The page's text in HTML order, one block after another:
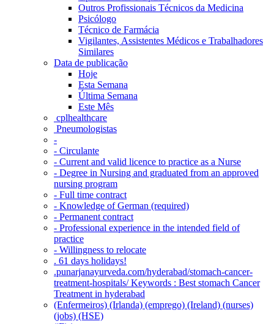
Outros Profissionais Técnicos da Medicina
Psicólogo
Técnico de Farmácia
Vigilantes, Assistentes Médicos e Trabalhadores
Similares
Data de publicação
Hoje
Esta Semana
Última Semana
Este Mês
‎ cplhealthcare‬
Pneumologistas
-
- Circulante
- Current and valid licence to practice as a Nurse
- Degree in Nursing and graduated from an approved
nursing program
- Full time contract
- Knowledge of German (required)
- Permanent contract
- Professional experience in the intended field of
practice
- Willingness to relocate
. 61 days holidays!
.punarjanayurveda.com/hyderabad/stomach-cancer-
treatment-hospitals/ Keywords : Best stomach Cancer
Treatment in hyderabad
(Enfermeiros) (Irlanda) (emprego) (Ireland) (nurses)
(jobs) (HSE)